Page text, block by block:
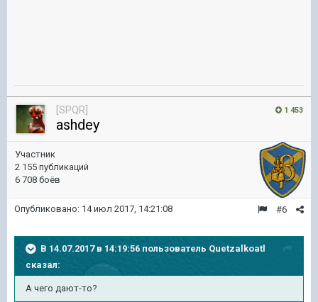
1 453
[SPQR]
ashdey
Участник
2 155 публикаций
6 708 боёв
#6
Опубликовано: 14 июл 2017, 14:21:08
В 14.07.2017 в 14:19:56 пользователь Quetzalkoatl
сказал:
А чего дают-то?